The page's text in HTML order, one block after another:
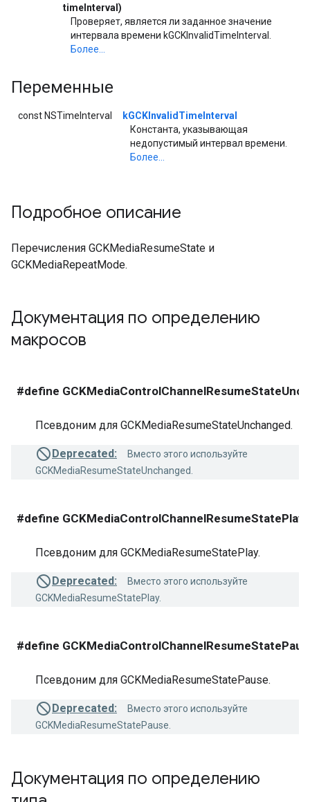
timeInterval)
Проверяет, является ли заданное значение
интервала времени kGCKInvalidTimeInterval.
Более...
Переменные
const NSTimeInterval
kGCKInvalidTimeInterval
Константа, указывающая
недопустимый интервал времени.
Более...
Подробное описание
Перечисления GCKMediaResumeState и
GCKMediaRepeatMode.
Документация по определению
макросов
#define
Псевдоним для GCKMediaResumeStateUnchanged.
Deprecated:
Вместо этого используйте
GCKMediaResumeStateUnchanged.
#define
Псевдоним для GCKMediaResumeStatePlay.
Deprecated:
Вместо этого используйте
GCKMediaResumeStatePlay.
#define
Псевдоним для GCKMediaResumeStatePause.
Deprecated:
Вместо этого используйте
GCKMediaResumeStatePause.
Документация по определению